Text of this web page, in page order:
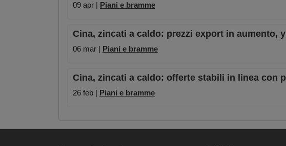
09 apr | Piani e bramme
Cina, zincati a caldo: prezzi export in aumento,
06 mar | Piani e bramme
Cina, zincati a caldo: offerte stabili in linea con
26 feb | Piani e bramme